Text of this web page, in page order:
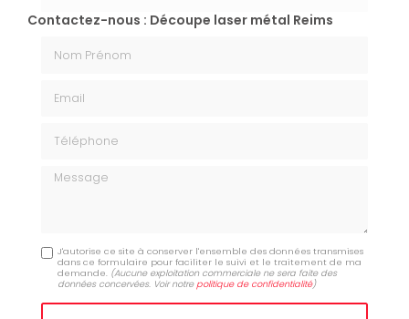
Contactez-nous : Découpe laser métal Reims
Message
J'autorise ce site à conserver l'ensemble des données transmises
dans ce formulaire pour faciliter le suivi et le traitement de ma
demande. (Aucune exploitation commerciale ne sera faite des
données concervées. Voir notrepolitique de confidentialité)